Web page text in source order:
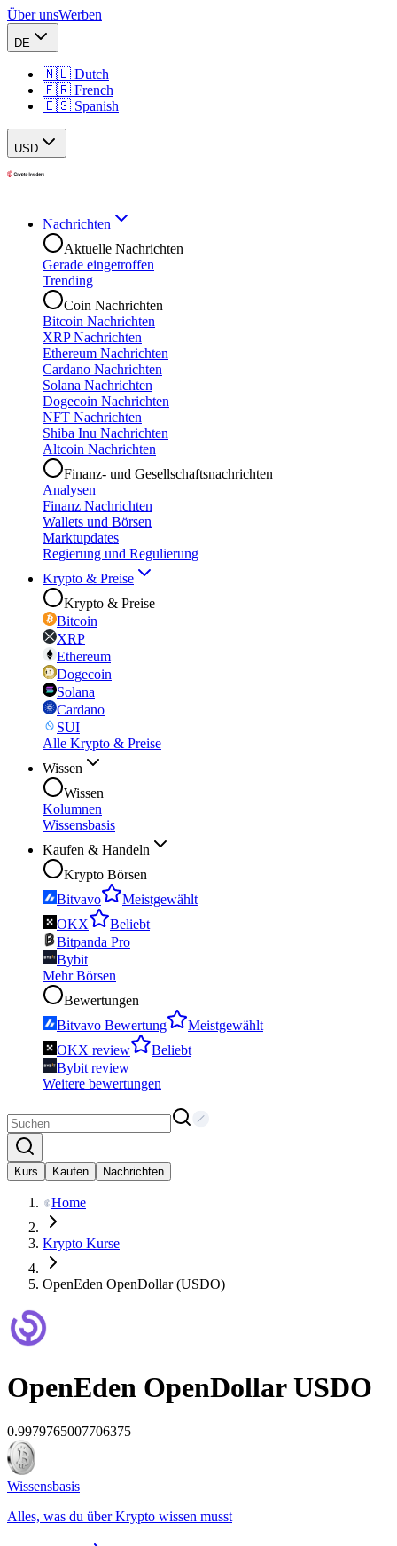
Über unsWerben
DE
🇳🇱 Dutch
🇫🇷 French
🇪🇸 Spanish
USD
Nachrichten
Aktuelle Nachrichten
Gerade eingetroffen
Trending
Coin Nachrichten
Bitcoin Nachrichten
XRP Nachrichten
Ethereum Nachrichten
Cardano Nachrichten
Solana Nachrichten
Dogecoin Nachrichten
NFT Nachrichten
Shiba Inu Nachrichten
Altcoin Nachrichten
Finanz- und Gesellschaftsnachrichten
Analysen
Finanz Nachrichten
Wallets und Börsen
Marktupdates
Regierung und Regulierung
Krypto & Preise
Krypto & Preise
Bitcoin
XRP
Ethereum
Dogecoin
Solana
Cardano
SUI
Alle Krypto & Preise
Wissen
Wissen
Kolumnen
Wissensbasis
Kaufen & Handeln
Krypto Börsen
Bitvavo
Meistgewählt
OKX
Beliebt
Bitpanda Pro
Bybit
Mehr Börsen
Bewertungen
Bitvavo Bewertung
Meistgewählt
OKX review
Beliebt
Bybit review
Weitere bewertungen
Kurs Kaufen Nachrichten
Home
Krypto Kurse
OpenEden OpenDollar (USDO)
OpenEden OpenDollar USDO
0.9979765007706375
Wissensbasis
Alles, was du über Krypto wissen musst